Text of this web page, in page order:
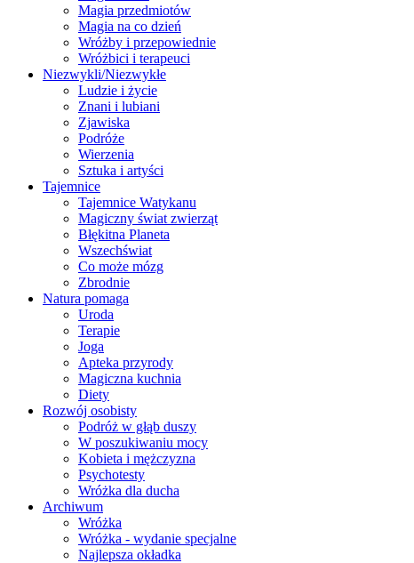
Magia przedmiotów
Magia na co dzień
Wróżby i przepowiednie
Wróżbici i terapeuci
Niezwykli/Niezwykłe
Ludzie i życie
Znani i lubiani
Zjawiska
Podróże
Wierzenia
Sztuka i artyści
Tajemnice
Tajemnice Watykanu
Magiczny świat zwierząt
Błękitna Planeta
Wszechświat
Co może mózg
Zbrodnie
Natura pomaga
Uroda
Terapie
Joga
Apteka przyrody
Magiczna kuchnia
Diety
Rozwój osobisty
Podróż w głąb duszy
W poszukiwaniu mocy
Kobieta i mężczyzna
Psychotesty
Wróżka dla ducha
Archiwum
Wróżka
Wróżka - wydanie specjalne
Najlepsza okładka